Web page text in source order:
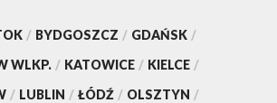
/ BYDGOSZCZ / GDAŃSK /
WLKP. / KATOWICE / KIELCE /
/ LUBLIN / ŁÓDŹ / OLSZTYN /